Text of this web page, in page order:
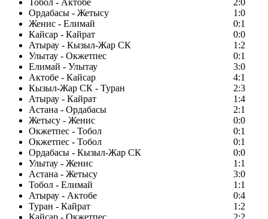
Тобол - Актобе
2:0
Ордабасы - Жетысу
1:0
Женис - Елимай
0:1
Кайсар - Кайрат
0:0
Атырау - Кызыл-Жар СК
1:2
Улытау - Окжетпес
0:1
Елимай - Улытау
3:0
Актобе - Кайсар
4:1
Кызыл-Жар СК - Туран
2:3
Атырау - Кайрат
1:4
Астана - Ордабасы
2:1
Жетысу - Женис
0:0
Окжетпес - Тобол
0:1
Окжетпес - Тобол
0:1
Ордабасы - Кызыл-Жар СК
0:0
Улытау - Женис
1:1
Астана - Жетысу
3:0
Тобол - Елимай
1:1
Атырау - Актобе
0:4
Туран - Кайрат
1:2